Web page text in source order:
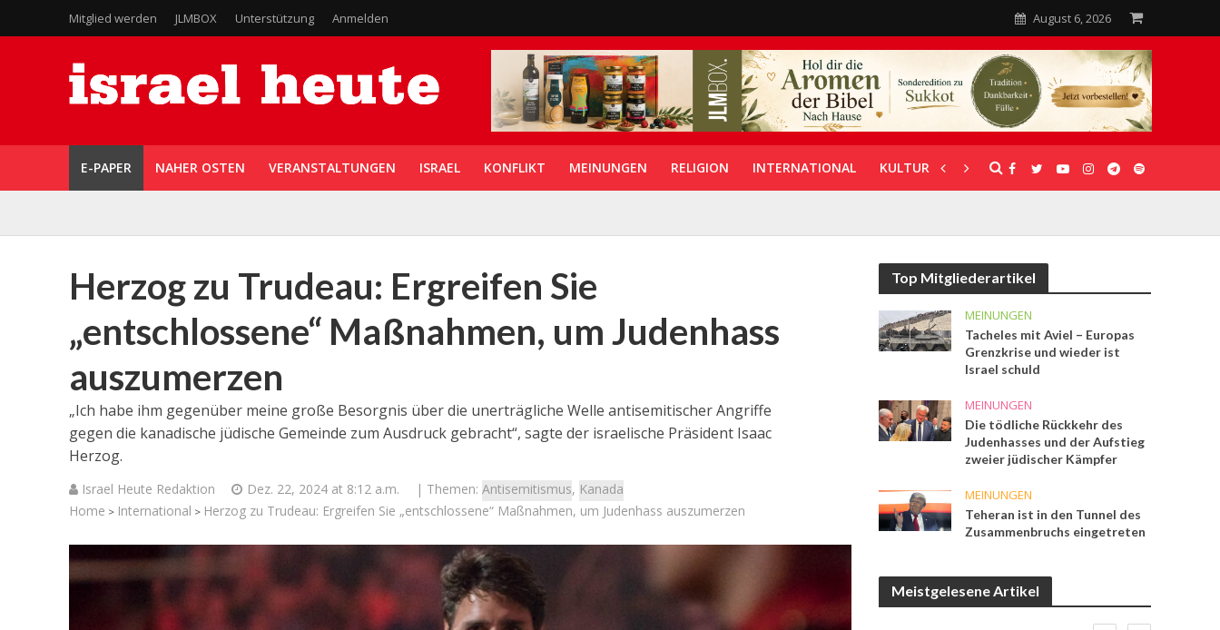
Mitglied werden JLMBOX Unterstützung Anmelden August 6, 2026
E-PAPER NAHER OSTEN VERANSTALTUNGEN ISRAEL KONFLIKT MEINUNGEN RELIGION INTERNATIONAL KULTUR UNTERSTÜTZUNG
Herzog zu Trudeau: Ergreifen Sie
„entschlossene“ Maßnahmen, um Judenhass
auszumerzen
„Ich habe ihm gegenüber meine große Besorgnis über die unerträgliche Welle antisemitischer Angriffe
gegen die kanadische jüdische Gemeinde zum Ausdruck gebracht“, sagte der israelische Präsident Isaac
Herzog.
Israel Heute Redaktion Dez. 22, 2024 at 8:12 a.m. | Themen: Antisemitismus, Kanada
Home > International > Herzog zu Trudeau: Ergreifen Sie „entschlossene“ Maßnahmen, um Judenhass auszumerzen
Top Mitgliederartikel
MEINUNGEN
Tacheles mit Aviel – Europas
Grenzkrise und wieder ist
Israel schuld
MEINUNGEN
Die tödliche Rückkehr des
Judenhasses und der Aufstieg
zweier jüdischer Kämpfer
MEINUNGEN
Teheran ist in den Tunnel des
Zusammenbruchs eingetreten
Meistgelesene Artikel